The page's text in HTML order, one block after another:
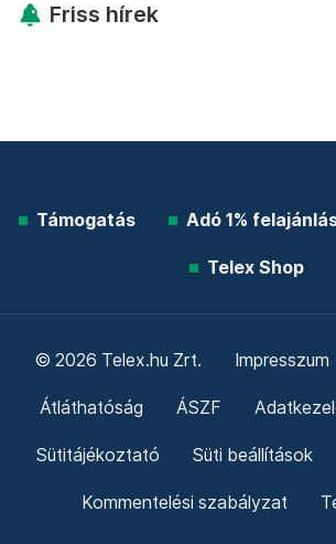
Friss hírek
Támogatás Adó 1%
Telex Shop
© 2026 Telex.hu Zrt. Impresszum
Átláthatóság ÁSZF
Sütitájékoztató Süti beállítások
Kommentelési szabályzat